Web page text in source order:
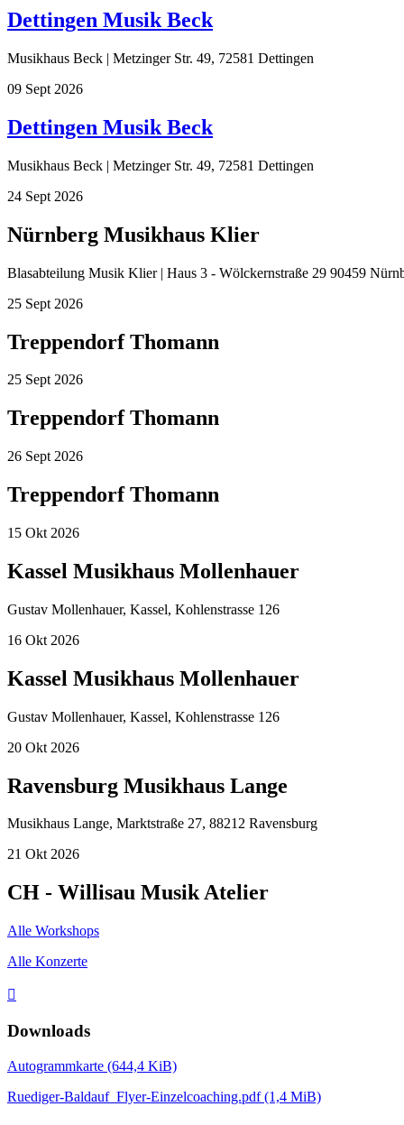
Dettingen Musik Beck
Musikhaus Beck | Metzinger Str. 49, 72581 Dettingen
09 Sept 2026
Dettingen Musik Beck
Musikhaus Beck | Metzinger Str. 49, 72581 Dettingen
24 Sept 2026
Nürnberg Musikhaus Klier
Blasabteilung Musik Klier | Haus 3 - Wölckernstraße 29 90459
25 Sept 2026
Treppendorf Thomann
25 Sept 2026
Treppendorf Thomann
26 Sept 2026
Treppendorf Thomann
15 Okt 2026
Kassel Musikhaus Mollenhauer
Gustav Mollenhauer, Kassel, Kohlenstrasse 126
16 Okt 2026
Kassel Musikhaus Mollenhauer
Gustav Mollenhauer, Kassel, Kohlenstrasse 126
20 Okt 2026
Ravensburg Musikhaus Lange
Musikhaus Lange, Marktstraße 27, 88212 Ravensburg
21 Okt 2026
CH - Willisau Musik Atelier
Alle Workshops
Alle Konzerte

Downloads
Autogrammkarte (644,4 KiB)
Ruediger-Baldauf_Flyer-Einzelcoaching.pdf(1,4 MiB)